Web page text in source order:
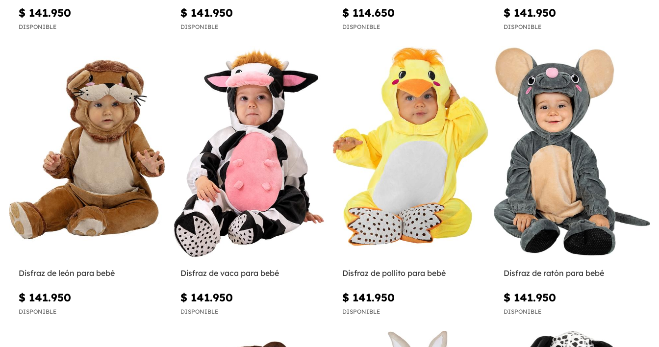
$ 141.950
DISPONIBLE
$ 141.950
DISPONIBLE
$ 114.650
DISPONIBLE
$ 141.950
DISPONIBLE
Disfraz de león para bebé
$ 141.950
DISPONIBLE
Disfraz de vaca para bebé
$ 141.950
DISPONIBLE
Disfraz de pollito para bebé
$ 141.950
DISPONIBLE
Disfraz de ratón para bebé
$ 141.950
DISPONIBLE